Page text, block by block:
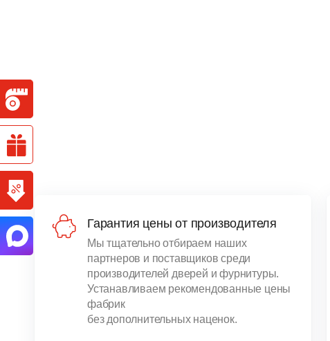
Гарантия цены от производителя
Мы тщательно отбираем наших
партнеров и поставщиков среди
производителей дверей и фурнитуры.
Устанавливаем рекомендованные цены
фабрик
без дополнительных наценок.